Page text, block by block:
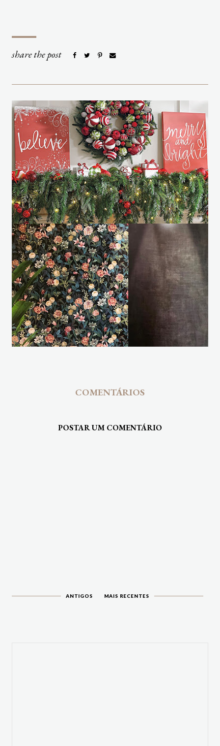
COMENTÁRIOS
POSTAR UM COMENTÁRIO
ANTIGOS MAIS RECENTES